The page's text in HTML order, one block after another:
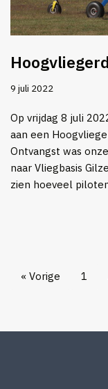
9 juli 2022
Op vrijdag 8 juli
aan een
Ontvangst was
naar Vliegbasis
zien hoeveel
« Vorige 1